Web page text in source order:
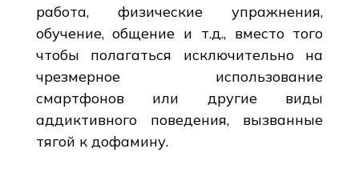
работа, физические упражнения,
обучение, общение и т.д., вместо того
чтобы полагаться исключительно на
чрезмерное использование
смартфонов или другие виды
аддиктивного поведения, вызванные
тягой к дофамину.